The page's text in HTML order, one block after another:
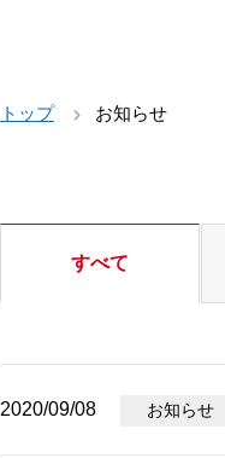
トップ お知らせ
すべて
2020/09/08 お知らせ